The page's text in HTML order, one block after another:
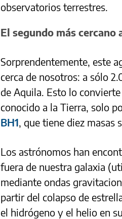
observatorios terrestres.
El segundo más cercano
Sorprendentemente, este
cerca de nosotros: a sólo
de Aquila. Esto lo
conocido a la Tierra, solo
BH1, que tiene diez masas
Los astrónomos han
fuera de nuestra galaxia
mediante ondas
partir del colapso de
el hidrógeno y el helio en